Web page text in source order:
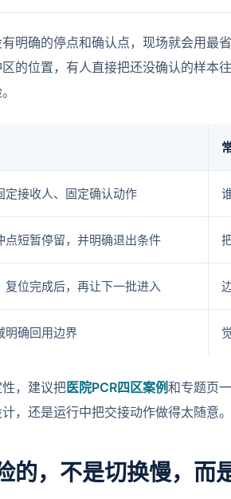
明确的停点和确认点，现场就会用最
的位置，有人直接把还没确认的样本
定接收人、固定确认动作
点短暂停留，并明确退出条件
复位完成后，再让下一批进入
明确回用边界
，建议把医院PCR四区案例和专题页
，还是运行中把交接动作做得太随意。
的，不是切换慢，而